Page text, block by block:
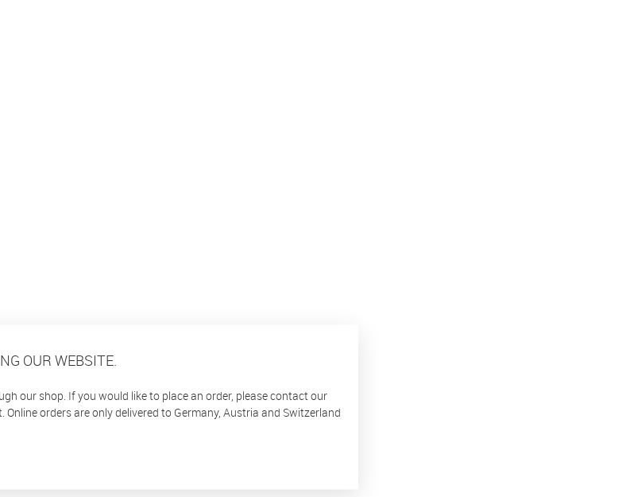
OUR WEBSITE.
our shop. If you would like to place an order, please contact our
Online orders are only delivered to Germany, Austria and Switzerland